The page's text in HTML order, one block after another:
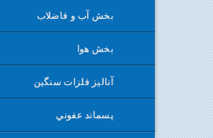
بخش آب و فاضلاب
بخش هوا
آناليز فلزات سنگين
پسماند عفوني